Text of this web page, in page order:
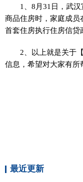
1、8月31日，武
商品住房时，家庭成
首套住房执行住房信贷
2、以上就是关于
信息，希望对大家有所
最近更新